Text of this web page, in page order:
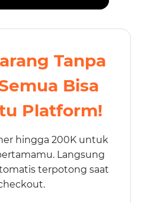
Tanpa
Bisa
Platform!
hingga 200K untuk
Langsung
terpotong saat